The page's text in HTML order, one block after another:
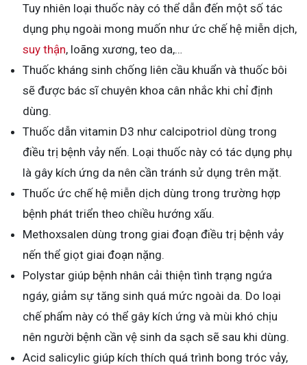
Tuy nhiên loại thuốc này có thể dẫn đến một số tác
dụng phụ ngoài mong muốn như ức chế hệ miễn dịch,
suy thận, loãng xương, teo da,…
Thuốc kháng sinh chống liên cầu khuẩn và thuốc bôi
sẽ được bác sĩ chuyên khoa cân nhắc khi chỉ định
dùng.
Thuốc dẫn vitamin D3 như calcipotriol dùng trong
điều trị bệnh vảy nến. Loại thuốc này có tác dụng phụ
là gây kích ứng da nên cần tránh sử dụng trên mặt.
Thuốc ức chế hệ miễn dịch dùng trong trường hợp
bệnh phát triển theo chiều hướng xấu.
Methoxsalen dùng trong giai đoạn điều trị bệnh vảy
nến thể giọt giai đoạn nặng.
Polystar giúp bệnh nhân cải thiện tình trạng ngứa
ngáy, giảm sự tăng sinh quá mức ngoài da. Do loại
chế phẩm này có thể gây kích ứng và mùi khó chịu
nên người bệnh cần vệ sinh da sạch sẽ sau khi dùng.
Acid salicylic giúp kích thích quá trình bong tróc vảy,